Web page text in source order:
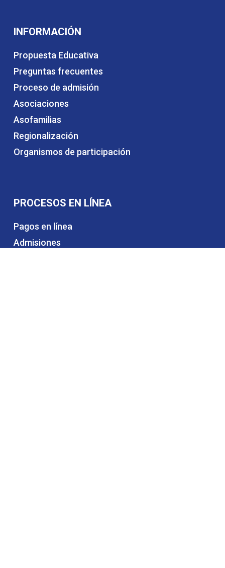
INFORMACIÓN
Propuesta Educativa
Preguntas frecuentes
Proceso de admisión
Asociaciones
Asofamilias
Regionalización
Organismos de participación
PROCESOS EN LÍNEA
Pagos en línea
Admisiones